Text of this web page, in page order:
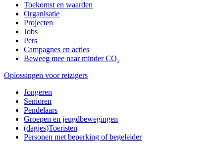
Toekomst en waarden
Organisatie
Projecten
Jobs
Pers
Campagnes en acties
Beweeg mee naar minder CO₂
Oplossingen voor reizigers
Jongeren
Senioren
Pendelaars
Groepen en jeugdbewegingen
(dagjes)Toeristen
Personen met beperking of begeleider